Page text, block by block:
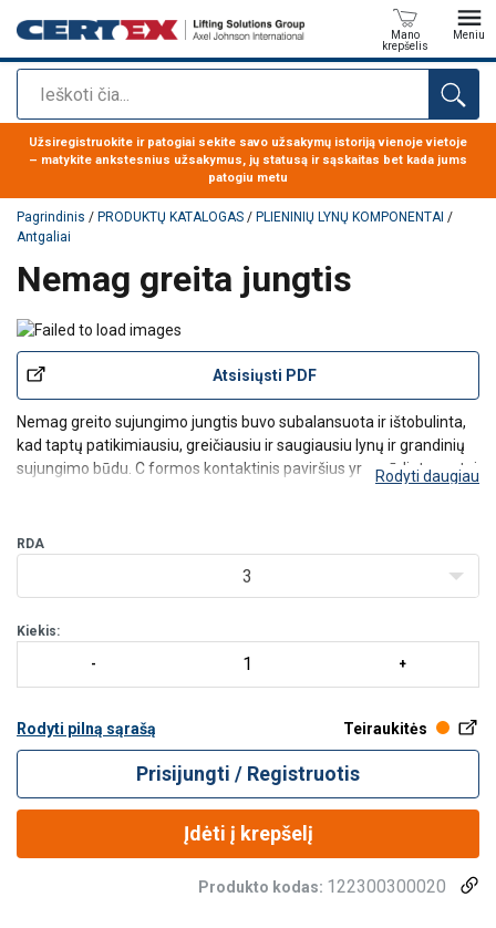
Paieška
Mano
krepšelis
Meniu
Produktas buvo pridėtas prie jūsų užklausos
Užsiregistruokite ir patogiai sekite savo užsakymų istoriją vienoje vietoje
– matykite ankstesnius užsakymus, jų statusą ir sąskaitas bet kada jums
patogiu metu
Pagrindinis / PRODUKTŲ KATALOGAS / PLIENINIŲ LYNŲ KOMPONENTAI /
Antgaliai
Nemag greita jungtis
Atsisiųsti PDF
Nemag greito sujungimo jungtis buvo subalansuota ir ištobulinta,
kad taptų patikimiausiu, greičiausiu ir saugiausiu lynų ir grandinių
sujungimo būdu. C formos kontaktinis paviršius yra grūdintas, o tai
Rodyti daugiau
RDA
3
Kiekis:
Rodyti pilną sąrašą Teiraukitės
Prisijungti / Registruotis
Įdėti į krepšelį
Produkto kodas: 122300300020